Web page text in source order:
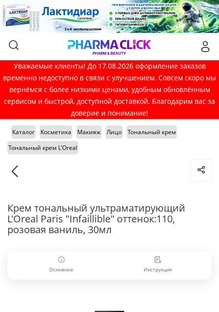
Уважаемые клиенты! До 17.08.2026 оформление заказов
временно недоступно в связи с улучшением. Совсем скоро мы
вернёмся с более низкими ценами, удобным обновлённым
сервисом и быстрой, доступной доставкой. Благодарим вас за
доверие и понимание!
Каталог Косметика Макияж Лицо
Тональный крем
Тональный крем L'Oreal
Крем тональный ультраматирующий
L'Oreal Paris "Infaillible" оттенок:110,
розовая ваниль, 30мл
Основное Инструкция